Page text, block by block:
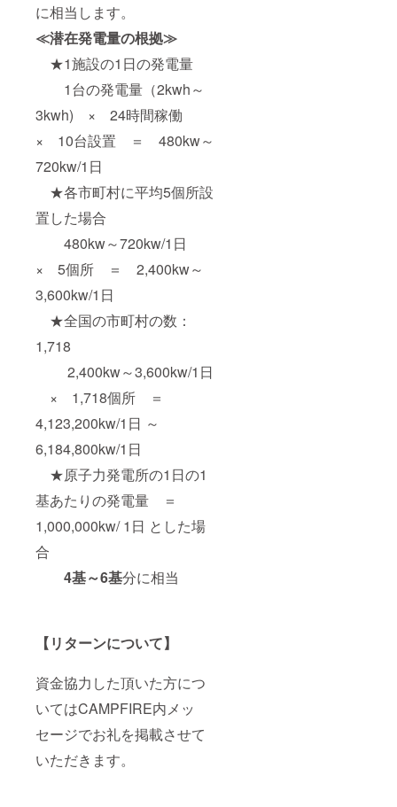
に相当します。
≪潜在発電量の根拠≫
★1施設の1日の発電量
1台の発電量（2kwh～
3kwh) × 24時間稼働
× 10台設置 ＝ 480kw～
720kw/1日
★各市町村に平均5個所設
置した場合
480kw～720kw/1日
× 5個所 ＝ 2,400kw～
3,600kw/1日
★全国の市町村の数：
1,718
2,400kw～3,600kw/1日
× 1,718個所 ＝
4,123,200kw/1日 ～
6,184,800kw/1日
★原子力発電所の1日の1
基あたりの発電量 ＝
1,000,000kw/ 1日 とした場
合
4基～6基分に相当
【リターンについて】
資金協力した頂いた方につ
いてはCAMPFIRE内メッ
セージでお礼を掲載させて
いただきます。